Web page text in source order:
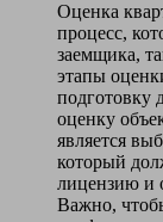
Оценка
процесс,
заемщика,
этапы
подготовку
оценку
является
который
лицензию и
Важно,